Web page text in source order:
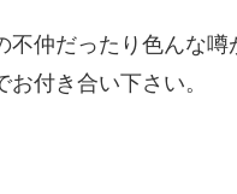
仲だったり色んな
付き合い下さい。